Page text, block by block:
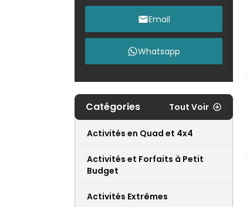
Email
Whatsapp
Catégories Tout Voir
Activités en Quad et 4x4
Activités et Forfaits à Petit
Budget
Activités Extrêmes